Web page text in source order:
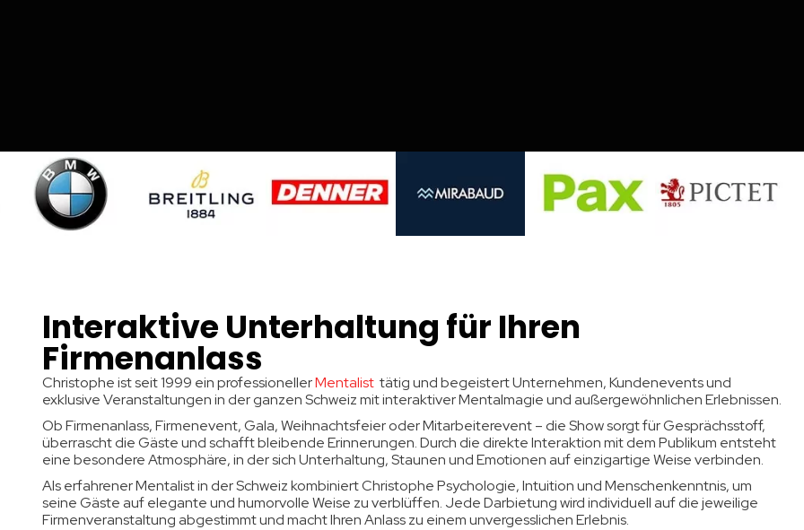
Interaktive Unterhaltung für Ihren
Firmenanlass
Christophe ist seit 1999 ein professionellerMentalist tätig undbegeistertUnternehmen, Kundenevents und
exklusive Veranstaltungen in der ganzen Schweiz mit interaktiver Mentalmagie und außergewöhnlichen Erlebnissen.
Ob Firmenanlass, Firmenevent, Gala, Weihnachtsfeier oder Mitarbeiterevent – die Show sorgt für Gesprächsstoff,
überrascht die Gäste und schafft bleibende Erinnerungen. Durch die direkte Interaktion mit dem Publikum entsteht
eine besondere Atmosphäre, in der sich Unterhaltung, Staunen und Emotionen auf einzigartige Weise verbinden.
Als erfahrener Mentalist in der Schweiz kombiniert Christophe Psychologie, Intuition und Menschenkenntnis, um
seine Gäste auf elegante und humorvolle Weise zu verblüffen. Jede Darbietung wird individuell auf die jeweilige
Firmenveranstaltung abgestimmt und macht Ihren Anlass zu einem unvergesslichen Erlebnis.